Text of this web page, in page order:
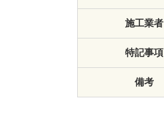
施工業者
特記事項
備考